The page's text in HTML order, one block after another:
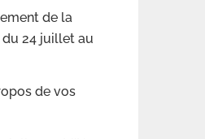
de la
24 juillet au
de vos